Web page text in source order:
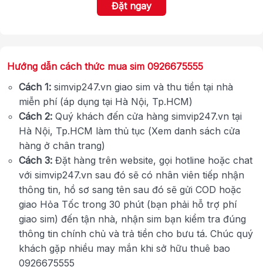
Đặt ngay
Hướng dẫn cách thức mua sim 0926675555
Cách 1: simvip247.vn giao sim và thu tiền tại nhà
miễn phí (áp dụng tại Hà Nội, Tp.HCM)
Cách 2: Quý khách đến cửa hàng simvip247.vn tại
Hà Nội, Tp.HCM làm thủ tục (Xem danh sách cửa
hàng ở chân trang)
Cách 3: Đặt hàng trên website, gọi hotline hoặc chat
với simvip247.vn sau đó sẽ có nhân viên tiếp nhận
thông tin, hồ sơ sang tên sau đó sẽ gửi COD hoặc
giao Hỏa Tốc trong 30 phút (bạn phải hỗ trợ phí
giao sim) đến tận nhà, nhận sim bạn kiểm tra đúng
thông tin chính chủ và trả tiền cho bưu tá. Chúc quý
khách gặp nhiều may mắn khi sở hữu thuê bao
0926675555